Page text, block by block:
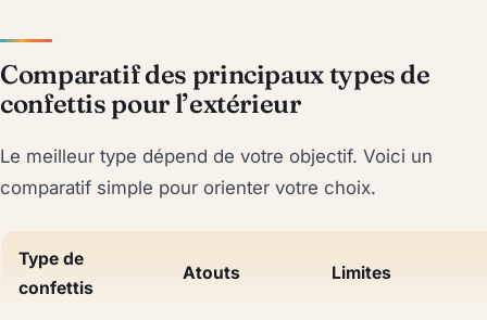
Comparatif des principaux types de
confettis pour l’extérieur
Le meilleur type dépend de votre objectif. Voici un
comparatif simple pour orienter votre choix.
Type de
confettis
Atouts Limites